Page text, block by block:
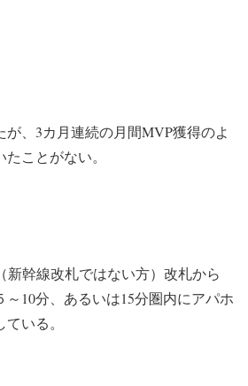
、3カ月連続の月間MVP獲得のよ
ことがない。
新幹線改札ではない方）改札から
10分、あるいは15分圏内にアパホ
いる。